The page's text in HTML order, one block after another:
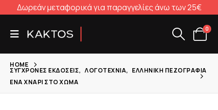
Δωρεάν μεταφορικά για παραγγελίες άνω των 25€
0
HOME
ΣΎΓΧΡΟΝΕΣ ΕΚΔΌΣΕΙΣ, ΛΟΓΟΤΕΧΝΊΑ, ΕΛΛΗΝΙΚΉ ΠΕΖΟΓΡΑΦΊΑ
ΈΝΑ ΧΝΆΡΙ ΣΤΟ ΧΏΜΑ